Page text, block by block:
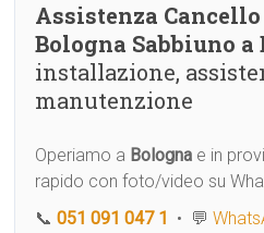
Assistenza Cancello
Bologna Sabbiuno a
installazione,
manutenzione
Operiamo a Bologna e in
rapido con foto/video su
📞051 091 047 1 • 💬